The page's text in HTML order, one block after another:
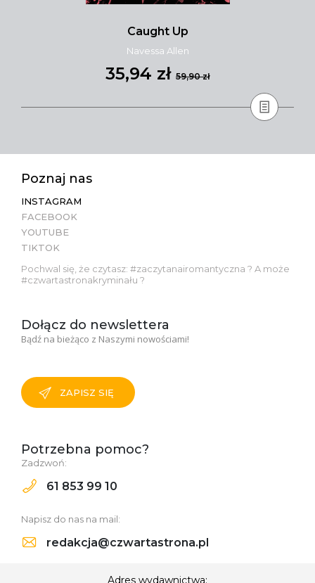
Caught Up
Navessa Allen
35,94 zł 59,90 zł
Poznaj nas
INSTAGRAM
FACEBOOK
YOUTUBE
TIKTOK
Pochwal się, że czytasz: #zaczytanairomantyczna ? A może
#czwartastronakryminału ?
Dołącz do newslettera
Bądź na bieżąco z Naszymi nowościami!
ZAPISZ SIĘ
Potrzebna pomoc?
Zadzwoń:
61 853 99 10
Napisz do nas na mail:
redakcja@czwartastrona.pl
Adres wydawnictwa: